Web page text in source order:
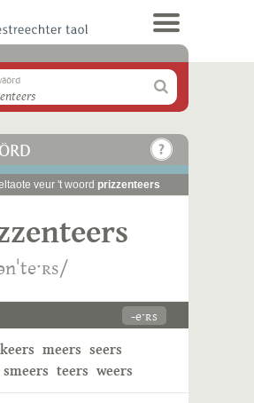
veur 't woord prizzenteers
-eˑʀs
keers meers seers
smeers teers weers